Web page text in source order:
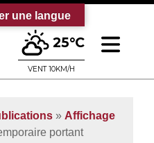
sur le site officiel de la
25°C
VENT 10KM/H
» Affichage
portant
une langue